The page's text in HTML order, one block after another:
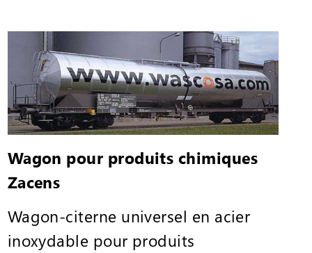
Wagon pour produits chimiques
Zacens
Wagon-citerne universel en acier
inoxydable pour produits